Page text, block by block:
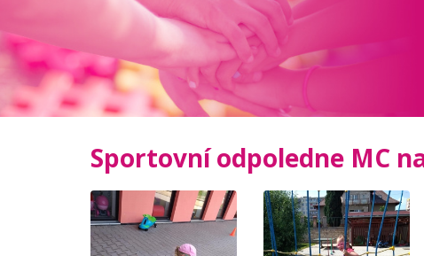
Sportovní odpoledne MC